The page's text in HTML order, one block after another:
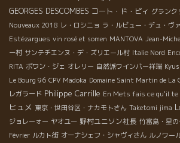
GEORGES DESCOMBES コート・ド・ピィ グランク
Nouveaux 2018 レ・ロシニョ ラ・ルビュー・デュ・ヴ
Estézargues vin rosé et somen MANTOVA Jean-
ー村 サンテチエンヌ・デ・ズリエール村 Italie Nord
RITA ポワン・ジェ オレリー 自然派ワインバー祥瑞
Le Bourg 96 CPV Madoka Domaine Saint Martin de La
レガラード Philippe Carrille En Mets fais ce qu'il
ヒュメ 東京・世田谷区・ナカモトさん Taketomi jima
ジョレーォー ヤオユー 野村ユニソン社長 竹富島・星
Février ルカト街 オーナシェフ・シャヴィさん ルノワー